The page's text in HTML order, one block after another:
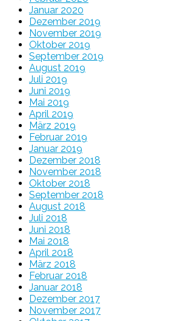
Januar 2020
Dezember 2019
November 2019
Oktober 2019
September 2019
August 2019
Juli 2019
Juni 2019
Mai 2019
April 2019
März 2019
Februar 2019
Januar 2019
Dezember 2018
November 2018
Oktober 2018
September 2018
August 2018
Juli 2018
Juni 2018
Mai 2018
April 2018
März 2018
Februar 2018
Januar 2018
Dezember 2017
November 2017